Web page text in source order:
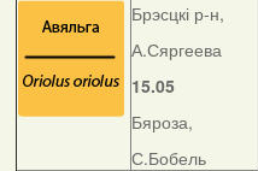
Брэсцкі р-н,
А.Сяргеева
15.05
Бяроза,
С.Бобель